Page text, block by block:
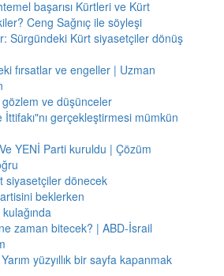
başarısı Kürtleri ve Kürt
Ceng Sağnıç ile söyleşi
Sürgündeki Kürt siyasetçiler dönüş
fırsatlar ve engeller | Uzman
ve düşünceler
gerçekleştirmesi mümkün
YENİ Parti kuruldu | Çözüm
siyasetçiler dönecek
beklerken
zaman bitecek? | ABD-İsrail
yüzyıllık bir sayfa kapanmak